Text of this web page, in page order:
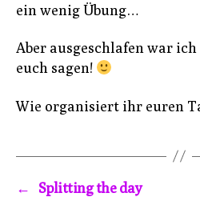
ein wenig Übung…
Aber ausgeschlafen war
euch sagen!
Wie organisiert ihr euren
←
Splitting the day